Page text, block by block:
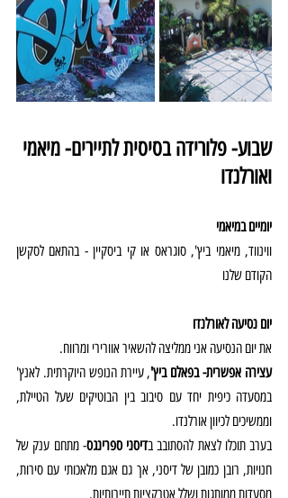
שבוע- פלורידה בסיסית לתיירים- מיאמי
ואורלנדו
יומיים במיאמי
הקודם שלנו
יום נסיעה לאורלנדו
את יום הנסיעה אני ממליצה להשאיר אוורירי ומרווח.
עצירה אפשרית- בפאלם ביץ'
וממשיכים לכיוון אורלנדו.
בערב תוכלו לצאת להסתובב בדיסני ספרינגס
מסעדות ממותגות ושלל אטרקציות תיירותיות.